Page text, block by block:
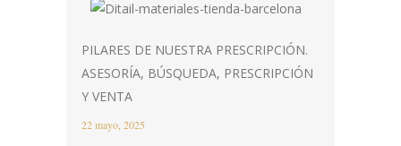
PILARES DE NUESTRA PRESCRIPCIÓN.
ASESORÍA, BÚSQUEDA, PRESCRIPCIÓN
Y VENTA
22 mayo, 2025